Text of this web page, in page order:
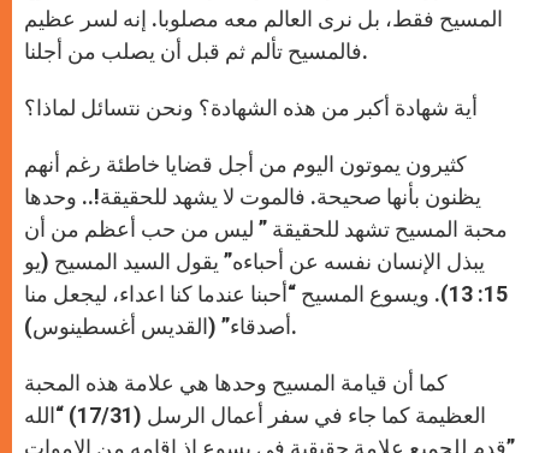
المسيح فقط، بل نرى العالم معه مصلوبا. إنه لسر عظيم
فالمسيح تألم ثم قبل أن يصلب من أجلنا.
أية شهادة أكبر من هذه الشهادة؟ ونحن نتسائل لماذا؟
كثيرون يموتون اليوم من أجل قضايا خاطئة رغم أنهم
يظنون بأنها صحيحة. فالموت لا يشهد للحقيقة!.. وحدها
محبة المسيح تشهد للحقيقة ” ليس من حب أعظم من أن
يبذل الإنسان نفسه عن أحباءه” يقول السيد المسيح (يو
15: 13). ويسوع المسيح “أحبنا عندما كنا اعداء، ليجعل منا
أصدقاء” (القديس أغسطينوس).
كما أن قيامة المسيح وحدها هي علامة هذه المحبة
العظيمة كما جاء في سفر أعمال الرسل (17/31) “الله
قدم للجميع علامة حقيقية في يسوع اذ اقامه من الاموات”